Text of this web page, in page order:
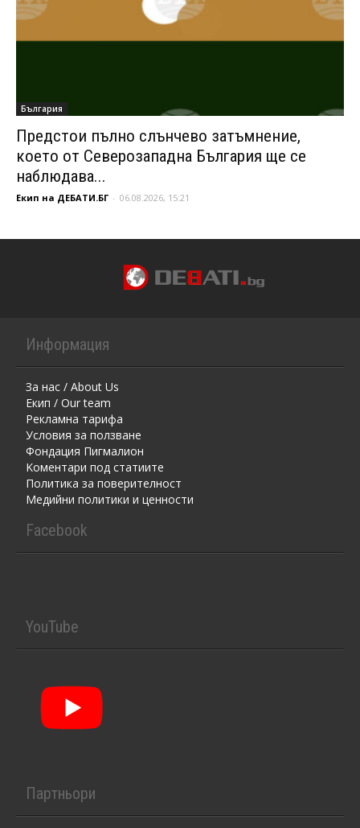
България
Предстои пълно слънчево затъмнение,
което от Северозападна България ще се
наблюдава...
Екип на ДЕБАТИ.БГ - 06.08.2026, 15:21
Информация
За нас / About Us
Екип / Our team
Рекламна тарифа
Условия за ползване
Фондация Пигмалион
Kоментaри под статиите
Политика за поверителност
Медийни политики и ценности
Facebook
YouTube
Партньори